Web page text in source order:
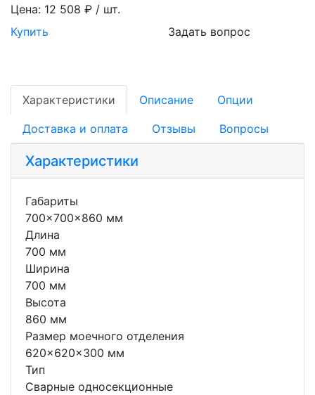
Цена: 12 508 ₽ / шт.
Купить
Задать вопрос
Характеристики Описание Опции
Доставка и оплата Отзывы Вопросы
Характеристики
Габариты
700x700x860 мм
Длина
700 мм
Ширина
700 мм
Высота
860 мм
Размер моечного отделения
620x620x300 мм
Тип
Сварные односекционные